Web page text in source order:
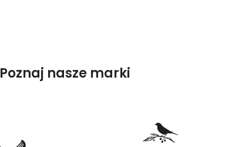
Poznaj nasze marki